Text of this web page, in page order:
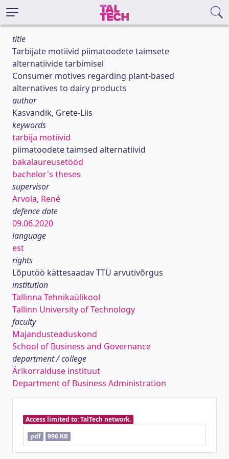
title
Tarbijate motiivid piimatoodete taimsete
alternatiivide tarbimisel
Consumer motives regarding plant-based
alternatives to dairy products
author
Kasvandik, Grete-Liis
keywords
tarbija motiivid
piimatoodete taimsed alternatiivid
bakalaureusetööd
bachelor's theses
supervisor
Arvola, René
defence date
09.06.2020
language
est
rights
Lõputöö kättesaadav TTÜ arvutivõrgus
institution
Tallinna Tehnikaülikool
Tallinn University of Technology
faculty
Majandusteaduskond
School of Business and Governance
department / college
Ärikorralduse instituut
Department of Business Administration
Access limited to: TalTech network.
pdf
996 KB